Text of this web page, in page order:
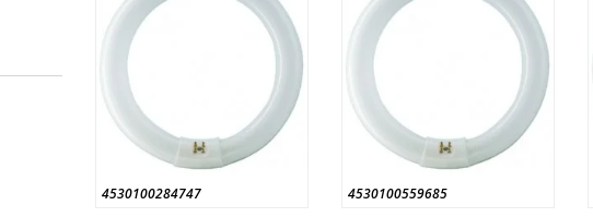
4530100284747 4530100559685